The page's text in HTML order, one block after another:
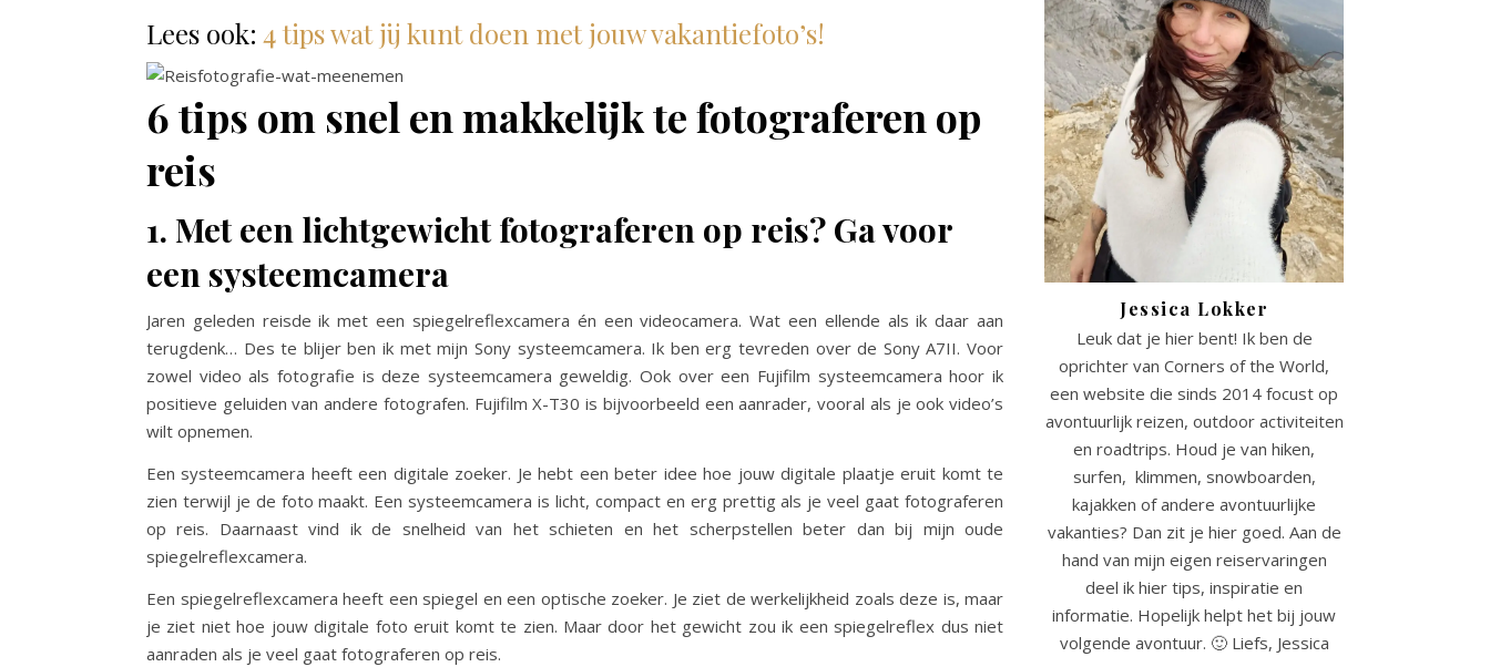
Lees ook: 4 tips wat jij kunt doen met jouw vakantiefoto’s!
6 tips om snel en makkelijk te fotograferen op
reis
1. Met een lichtgewicht fotograferen op reis? Ga voor
een systeemcamera
Jaren geleden reisde ik met een spiegelreflexcamera én een videocamera. Wat een ellende als ik daar aan
terugdenk… Des te blijer ben ik met mijn Sony systeemcamera. Ik ben erg tevreden over de Sony A7II. Voor
zowel video als fotografie is deze systeemcamera geweldig. Ook over een Fujifilm systeemcamera hoor ik
positieve geluiden van andere fotografen. Fujifilm X-T30 is bijvoorbeeld een aanrader, vooral als je ook video’s
wilt opnemen.
Een systeemcamera heeft een digitale zoeker. Je hebt een beter idee hoe jouw digitale plaatje eruit komt te
zien terwijl je de foto maakt. Een systeemcamera is licht, compact en erg prettig als je veel gaat fotograferen
op reis. Daarnaast vind ik de snelheid van het schieten en het scherpstellen beter dan bij mijn oude
spiegelreflexcamera.
Een spiegelreflexcamera heeft een spiegel en een optische zoeker. Je ziet de werkelijkheid zoals deze is, maar
je ziet niet hoe jouw digitale foto eruit komt te zien. Maar door het gewicht zou ik een spiegelreflex dus niet
aanraden als je veel gaat fotograferen op reis.
Jessica Lokker
Leuk dat je hier bent! Ik ben de
oprichter van Corners of the World,
een website die sinds 2014 focust op
avontuurlijk reizen, outdoor activiteiten
en roadtrips. Houd je van hiken,
surfen, klimmen, snowboarden,
kajakken of andere avontuurlijke
vakanties? Dan zit je hier goed. Aan de
hand van mijn eigen reiservaringen
deel ik hier tips, inspiratie en
informatie. Hopelijk helpt het bij jouw
volgende avontuur. 🙂 Liefs, Jessica